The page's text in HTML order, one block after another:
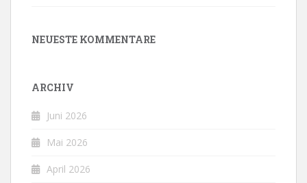
NEUESTE KOMMENTARE
ARCHIV
Juni 2026
Mai 2026
April 2026